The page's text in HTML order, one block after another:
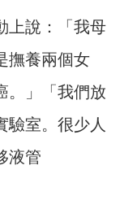
上說：「我母
撫養兩個女
。」「我們放
驗室。很少人
液管